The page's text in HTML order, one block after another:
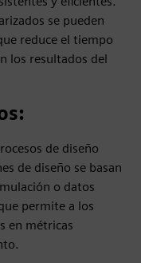
se pueden
reduce el tiempo
los resultados del
:
de diseño
de diseño se basan
o datos
permite a los
en métricas